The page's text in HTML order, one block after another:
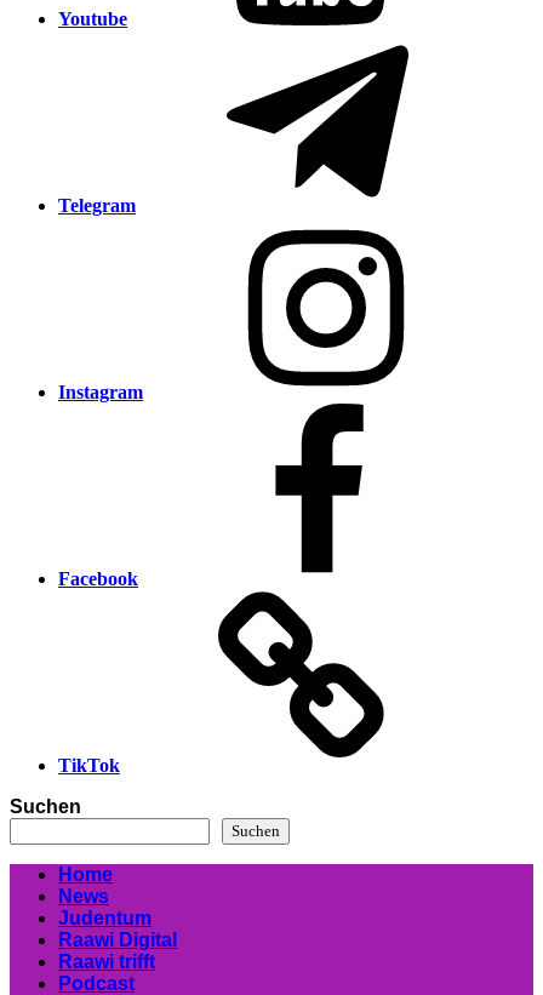
Youtube
Telegram
Instagram
Facebook
TikTok
Suchen
Suchen
Home
News
Judentum
Raawi Digital
Raawi trifft
Podcast